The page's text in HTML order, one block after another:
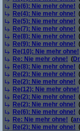
Re(6): Nie mehr ohne! (
Re(4): Nie mehr ohne! (
Re(5): Nie mehr ohne! (
Re(7): Nie mehr ohne! (
Re(8): Nie mehr ohne! (
Re(9): Nie mehr ohne! (
Re(10): Nie mehr ohne!
Re: Nie mehr ohne! (
Re(8): Nie mehr ohne! (
Re(2): Nie mehr ohne! (
Re(2): Nie mehr ohne! (
Re(12): Nie mehr ohne!
Re(2): Nie mehr ohne! (
Re(2): Nie mehr ohne! (
Re(6): Nie mehr ohne! (
Re: Nie mehr ohne! (
Re(2): Nie mehr ohne! (